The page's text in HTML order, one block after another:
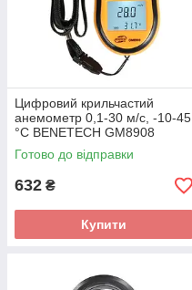
Цифровий крильчастий
анемометр 0,1-30 м/с, -10-45
°C BENETECH GM8908
Готово до відправки
632 ₴
Купити